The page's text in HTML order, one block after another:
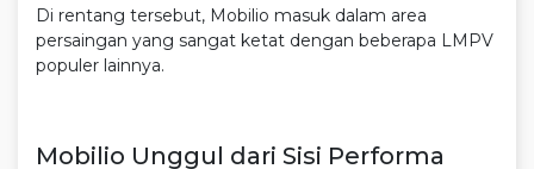
Di rentang tersebut, Mobilio masuk dalam area
persaingan yang sangat ketat dengan beberapa LMPV
populer lainnya.
Mobilio Unggul dari Sisi Performa